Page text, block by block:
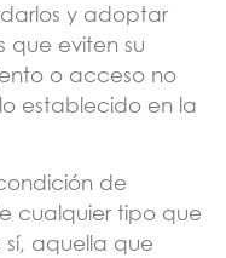
y adoptar
que eviten su
o acceso no
establecido en la
de
cualquier tipo que
aquella que